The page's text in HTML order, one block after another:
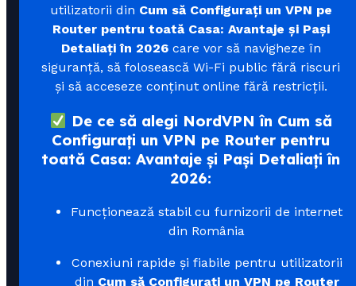
utilizatorii din Cum să Configurați un VPN pe
Router pentru toată Casa: Avantaje și Pași
Detaliați în 2026care vor să navigheze în
siguranță, să folosească Wi-Fi public fără riscuri
și să acceseze conținut online fără restricții.
De ce să alegi NordVPN în Cum să
Configurați un VPN pe Router pentru
toată Casa: Avantaje și Pași Detaliați în
2026:
Funcționează stabil cu furnizorii de internet
din România
Conexiuni rapide și fiabile pentru utilizatorii
din Cum să Configurați un VPN pe Router